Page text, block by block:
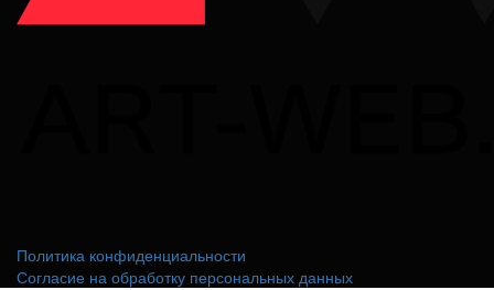
Политика конфиденциальности
Согласие на обработку персональных данных